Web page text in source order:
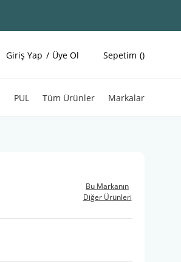
Giriş Yap Üye Ol Sepetim
PUL Tüm Ürünler Markalar
Bu Markanın
Diğer Ürünleri